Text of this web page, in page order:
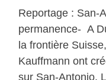
Reportage : San-
permanence- A
la frontière
Kauffmann ont
sur San-Antonio.